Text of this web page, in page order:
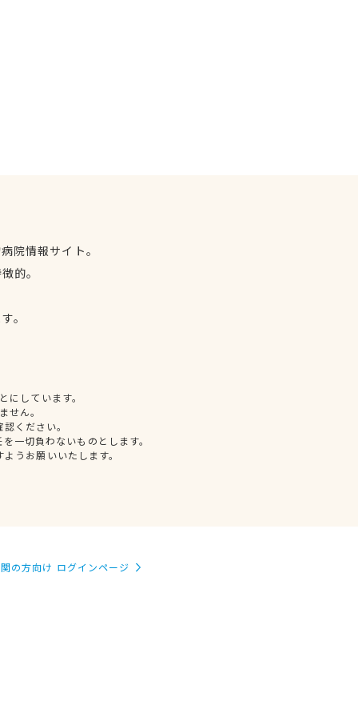
院情報サイト。
的。
。
しています。
せん。
ください。
一切負わないものとします。
うお願いいたします。
の方向け ログインページ